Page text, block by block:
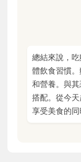
總結來說，
體飲食習慣
和營養。與
搭配。從今
享受美食的同